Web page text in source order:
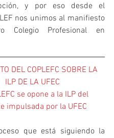
y por eso desde el
nos unimos al manifiesto
Colegio Profesional en
DEL COPLEFC SOBRE LA
ILP DE LA UFEC
se opone a la ILP del
impulsada por la UFEC
que está siguiendo la